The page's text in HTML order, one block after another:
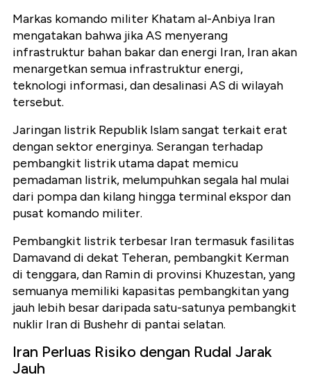
Markas komando militer Khatam al-Anbiya Iran
mengatakan bahwa jika AS menyerang
infrastruktur bahan bakar dan energi Iran, Iran akan
menargetkan semua infrastruktur energi,
teknologi informasi, dan desalinasi AS di wilayah
tersebut.
Jaringan listrik Republik Islam sangat terkait erat
dengan sektor energinya. Serangan terhadap
pembangkit listrik utama dapat memicu
pemadaman listrik, melumpuhkan segala hal mulai
dari pompa dan kilang hingga terminal ekspor dan
pusat komando militer.
Pembangkit listrik terbesar Iran termasuk fasilitas
Damavand di dekat Teheran, pembangkit Kerman
di tenggara, dan Ramin di provinsi Khuzestan, yang
semuanya memiliki kapasitas pembangkitan yang
jauh lebih besar daripada satu-satunya pembangkit
nuklir Iran di Bushehr di pantai selatan.
Iran Perluas Risiko dengan Rudal Jarak
Jauh